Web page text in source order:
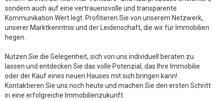
sondern auch auf eine vertrauensvolle und transparente
Kommunikation Wert legt. Profitieren Sie von unserem Netzwerk,
unserer Marktkenntnis und der Leidenschaft, die wir für Immobilien
hegen.
Nutzen Sie die Gelegenheit, sich von uns individuell beraten zu
lassen und entdecken Sie das volle Potenzial, das Ihre Immobilie
oder der Kauf eines neuen Hauses mit sich bringen kann!
Kontaktieren Sie uns noch heute und machen Sie den ersten Schritt
in eine erfolgreiche Immobilienzukunft.